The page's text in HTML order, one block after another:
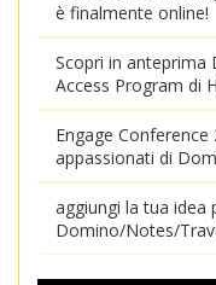
è finalmente online!
Scopri in anteprima
Access Program di
Engage Conference
appassionati di
aggiungi la tua idea
Domino/Notes/